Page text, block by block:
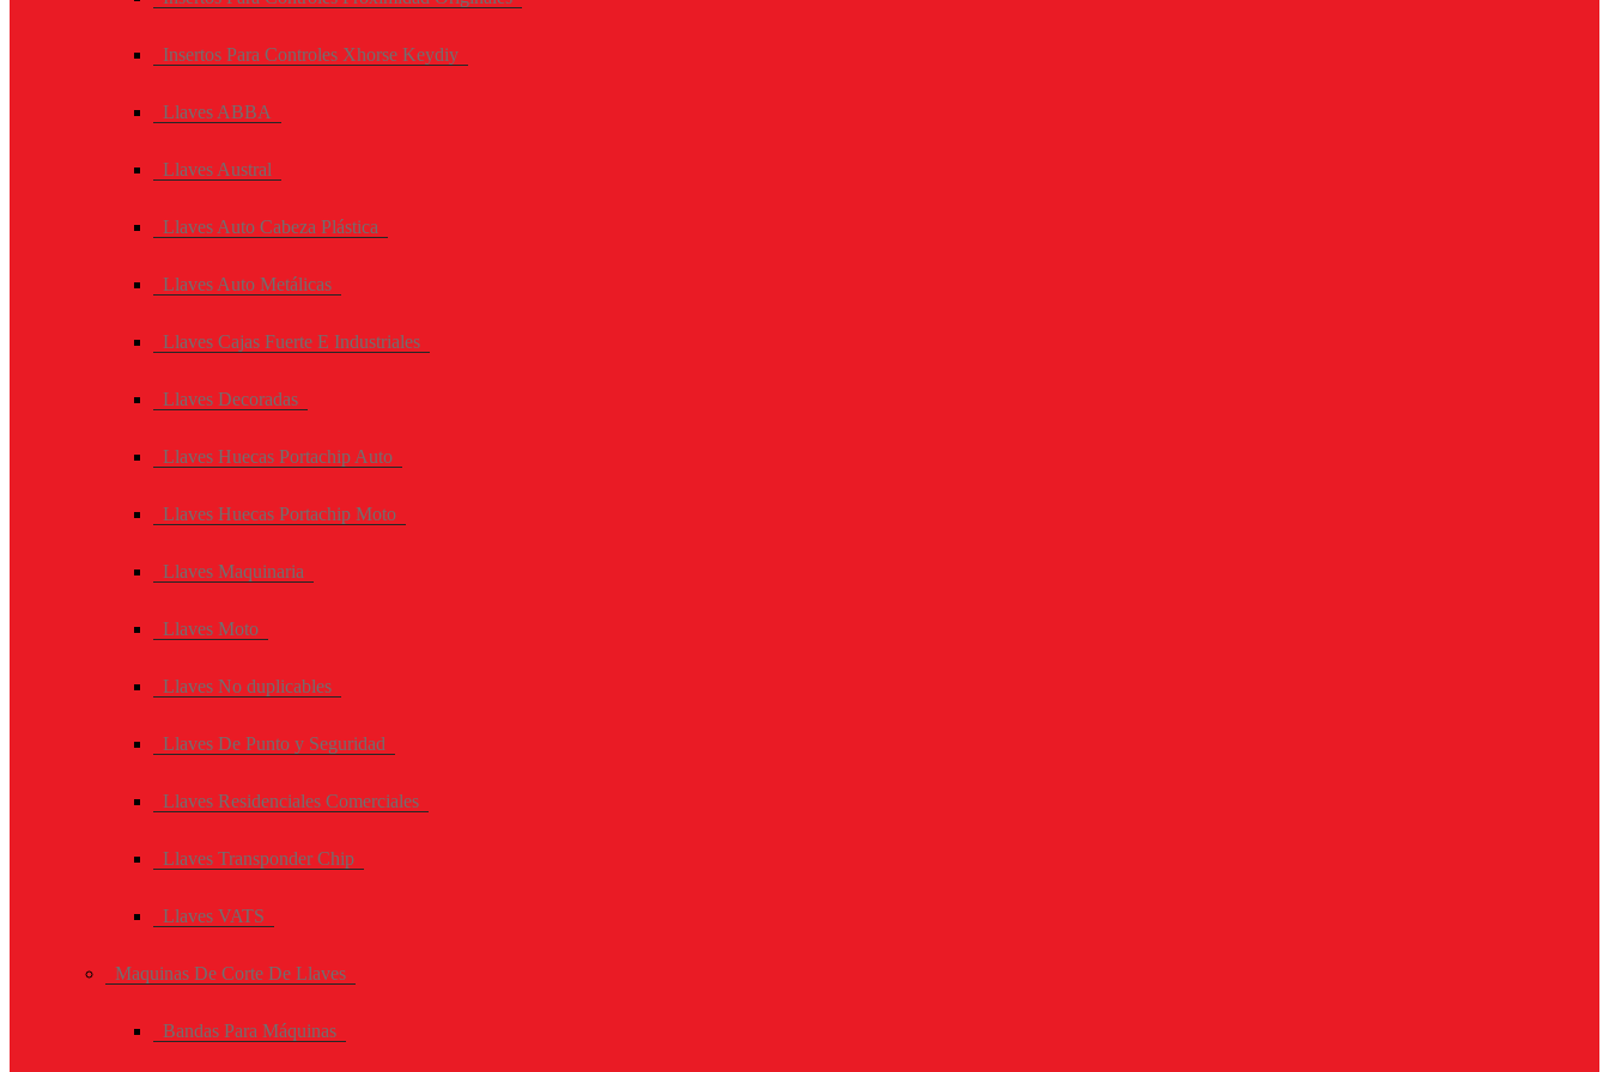
Insertos Para Controles Xhorse Keydiy
Llaves ABBA
Llaves Austral
Llaves Auto Cabeza Plástica
Llaves Auto Metálicas
Llaves Cajas Fuerte E Industriales
Llaves Decoradas
Llaves Huecas Portachip Auto
Llaves Huecas Portachip Moto
Llaves Maquinaria
Llaves Moto
Llaves No duplicables
Llaves De Punto y Seguridad
Llaves Residenciales Comerciales
Llaves Transponder Chip
Llaves VATS
Maquinas De Corte De Llaves
Bandas Para Máquinas